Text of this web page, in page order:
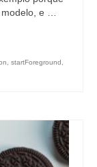
e …
startForeground